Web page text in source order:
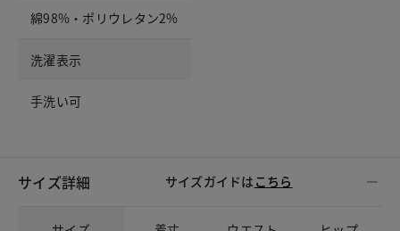
綿98%・ポリウレタン2%
洗濯表示
手洗い可
サイズ詳細 サイズガイドは こちら